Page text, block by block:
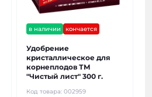
в наличии кончается
Удобрение
кристаллическое для
корнеплодов ТМ
"Чистый лист" 300 г.
Код товара: 002959